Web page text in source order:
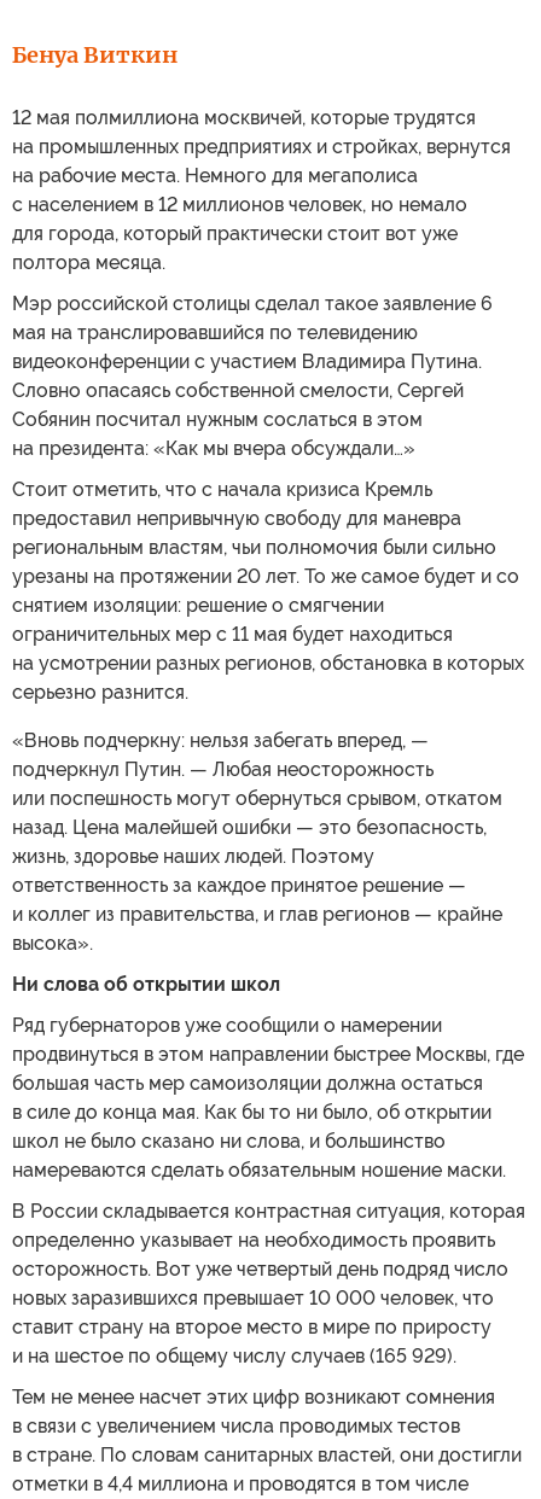
Бенуа Виткин
12 мая полмиллиона москвичей, которые трудятся
на промышленных предприятиях и стройках, вернутся
на рабочие места. Немного для мегаполиса
с населением в 12 миллионов человек, но немало
для города, который практически стоит вот уже
полтора месяца.
Мэр российской столицы сделал такое заявление 6
мая на транслировавшийся по телевидению
видеоконференции с участием Владимира Путина.
Словно опасаясь собственной смелости, Сергей
Собянин посчитал нужным сослаться в этом
на президента: «Как мы вчера обсуждали…»
Стоит отметить, что с начала кризиса Кремль
предоставил непривычную свободу для маневра
региональным властям, чьи полномочия были сильно
урезаны на протяжении 20 лет. То же самое будет и со
снятием изоляции: решение о смягчении
ограничительных мер с 11 мая будет находиться
на усмотрении разных регионов, обстановка в которых
серьезно разнится.
«Вновь подчеркну: нельзя забегать вперед, —
подчеркнул Путин. — Любая неосторожность
или поспешность могут обернуться срывом, откатом
назад. Цена малейшей ошибки — это безопасность,
жизнь, здоровье наших людей. Поэтому
ответственность за каждое принятое решение —
и коллег из правительства, и глав регионов — крайне
высока».
Ни слова об открытии школ
Ряд губернаторов уже сообщили о намерении
продвинуться в этом направлении быстрее Москвы, где
большая часть мер самоизоляции должна остаться
в силе до конца мая. Как бы то ни было, об открытии
школ не было сказано ни слова, и большинство
намереваются сделать обязательным ношение маски.
В России складывается контрастная ситуация, которая
определенно указывает на необходимость проявить
осторожность. Вот уже четвертый день подряд число
новых заразившихся превышает 10 000 человек, что
ставит страну на второе место в мире по приросту
и на шестое по общему числу случаев (165 929).
Тем не менее насчет этих цифр возникают сомнения
в связи с увеличением числа проводимых тестов
в стране. По словам санитарных властей, они достигли
отметки в 4,4 миллиона и проводятся в том числе